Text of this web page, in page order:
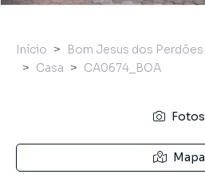
Início Bom Jesus dos Perdões
Casa
CA0674_BOA
Fotos
Mapa